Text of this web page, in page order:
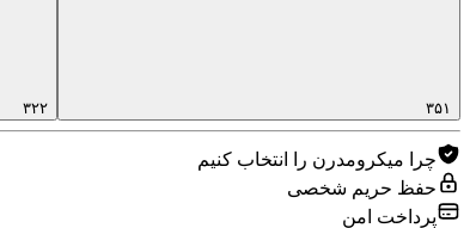
۳۵۱ ۳۲۲
چرا میکرومدرن را انتخاب کنیم
حفظ حریم شخصی
پرداخت امن